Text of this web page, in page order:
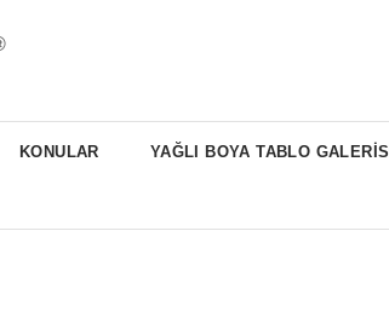
KONULAR YAĞLI BOYA TABLO GALERİSİ